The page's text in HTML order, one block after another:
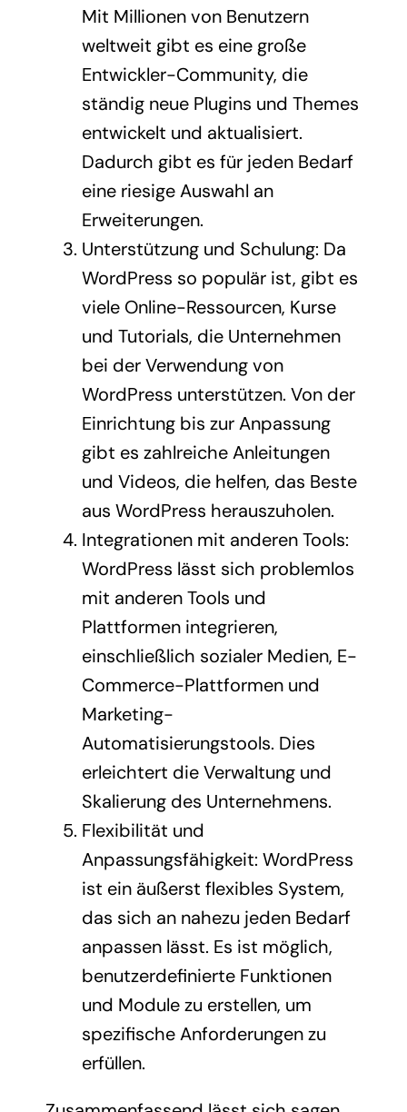
Mit Millionen von Benutzern
weltweit gibt es eine große
Entwickler-Community, die
ständig neue Plugins und Themes
entwickelt und aktualisiert.
Dadurch gibt es für jeden Bedarf
eine riesige Auswahl an
Erweiterungen.
Unterstützung und Schulung: Da
WordPress so populär ist, gibt es
viele Online-Ressourcen, Kurse
und Tutorials, die Unternehmen
bei der Verwendung von
WordPress unterstützen. Von der
Einrichtung bis zur Anpassung
gibt es zahlreiche Anleitungen
und Videos, die helfen, das Beste
aus WordPress herauszuholen.
Integrationen mit anderen Tools:
WordPress lässt sich problemlos
mit anderen Tools und
Plattformen integrieren,
einschließlich sozialer Medien, E-
Commerce-Plattformen und
Marketing-
Automatisierungstools. Dies
erleichtert die Verwaltung und
Skalierung des Unternehmens.
Flexibilität und
Anpassungsfähigkeit: WordPress
ist ein äußerst flexibles System,
das sich an nahezu jeden Bedarf
anpassen lässt. Es ist möglich,
benutzerdefinierte Funktionen
und Module zu erstellen, um
spezifische Anforderungen zu
erfüllen.